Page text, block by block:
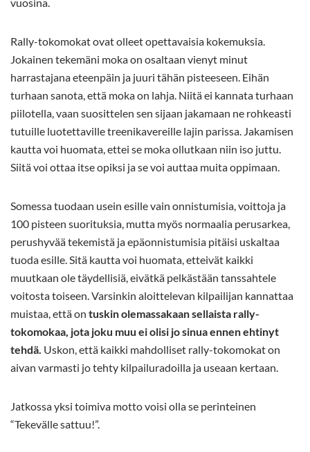
Rally-tokomokat ovat olleet opettavaisia kokemuksia.
Jokainen tekemäni moka on osaltaan vienyt minut
harrastajana eteenpäin ja juuri tähän pisteeseen. Eihän
turhaan sanota, että moka on lahja. Niitä ei kannata turhaan
piilotella, vaan suosittelen sen sijaan jakamaan ne rohkeasti
tutuille luotettaville treenikavereille lajin parissa. Jakamisen
kautta voi huomata, ettei se moka ollutkaan niin iso juttu.
Siitä voi ottaa itse opiksi ja se voi auttaa muita oppimaan.
Somessa tuodaan usein esille vain onnistumisia, voittoja ja
100 pisteen suorituksia, mutta myös normaalia perusarkea,
perushyvää tekemistä ja epäonnistumisia pitäisi uskaltaa
tuoda esille. Sitä kautta voi huomata, etteivät kaikki
muutkaan ole täydellisiä, eivätkä pelkästään tanssahtele
voitosta toiseen. Varsinkin aloittelevan kilpailijan kannattaa
muistaa, että on tuskin olemassakaan sellaista rally-
tokomokaa, jota joku muu ei olisi jo sinua ennen ehtinyt
tehdä. Uskon, että kaikki mahdolliset rally-tokomokat on
aivan varmasti jo tehty kilpailuradoilla ja useaan kertaan.
Jatkossa yksi toimiva motto voisi olla se perinteinen
“Tekevälle sattuu!”.